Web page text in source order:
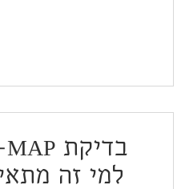
למי זה